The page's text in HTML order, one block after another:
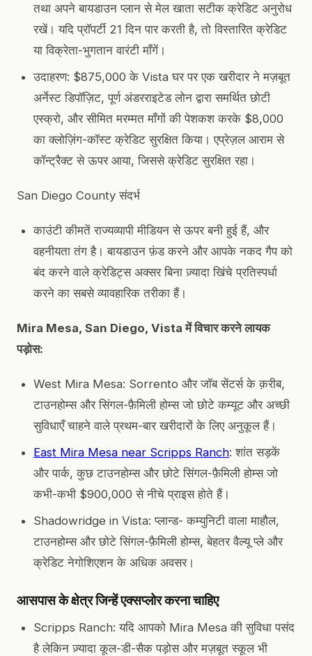
तथा अपने बायडाउन प्लान से मेल खाता सटीक क्रेडिट अनुरोध
रखें। यदि प्रॉपर्टी 21 दिन पार करती है, तो विस्तारित क्रेडिट
या विक्रेता-भुगतान वारंटी माँगें।
उदाहरण: $875,000 के Vista घर पर एक खरीदार ने मज़बूत
अर्नेस्ट डिपॉज़िट, पूर्ण अंडरराइटेड लोन द्वारा समर्थित छोटी
एस्क्रो, और सीमित मरम्मत माँगों की पेशकश करके $8,000
का क्लोज़िंग-कॉस्ट क्रेडिट सुरक्षित किया। एप्रेज़ल आराम से
कॉन्ट्रैक्ट से ऊपर आया, जिससे क्रेडिट सुरक्षित रहा।
San Diego County संदर्भ
काउंटी कीमतें राज्यव्यापी मीडियन से ऊपर बनी हुई हैं, और
वहनीयता तंग है। बायडाउन फ़ंड करने और आपके नकद गैप को
बंद करने वाले क्रेडिट्स अक्सर बिना ज़्यादा खिंचे प्रतिस्पर्धा
करने का सबसे व्यावहारिक तरीका हैं।
Mira Mesa, San Diego, Vista में विचार करने लायक
पड़ोस:
West Mira Mesa: Sorrento और जॉब सेंटर्स के क़रीब,
टाउनहोम्स और सिंगल-फ़ैमिली होम्स जो छोटे कम्यूट और अच्छी
सुविधाएँ चाहने वाले प्रथम-बार खरीदारों के लिए अनुकूल हैं।
East Mira Mesa near Scripps Ranch: शांत सड़कें
और पार्क, कुछ टाउनहोम्स और छोटे सिंगल-फ़ैमिली होम्स जो
कभी-कभी $900,000 से नीचे प्राइस होते हैं।
Shadowridge in Vista: प्लान्ड- कम्युनिटी वाला माहौल,
टाउनहोम्स और छोटे सिंगल-फ़ैमिली होम्स, बेहतर वैल्यू प्ले और
क्रेडिट नेगोशिएशन के अधिक अवसर।
आसपास के क्षेत्र जिन्हें एक्सप्लोर करना चाहिए
Scripps Ranch: यदि आपको Mira Mesa की सुविधा पसंद
है लेकिन ज़्यादा कूल-डी-सैक पड़ोस और मज़बूत स्कूल भी